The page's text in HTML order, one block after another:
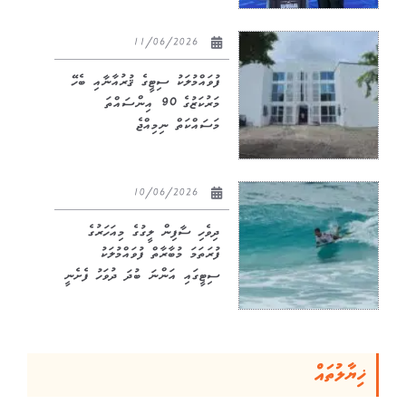
ފުވައްމުލަކު ސިޓީގެ ޤުރުއާނާއި ބެހޭ
މަރުކަޒުގެ 90 އިންސައްތަ
މަސައްކަތް ނިމިއްޖެ
ދިވެހި ސާފިން ލީގުގެ މިއަހަރުގެ
ފުރަތަމަ މުބާރާތް ފުވައްމުލަކު
ސިޓީގައި އަންނަ ބުދަ ދުވަހު ފެށެނީ
ޚިޔާލުތައް